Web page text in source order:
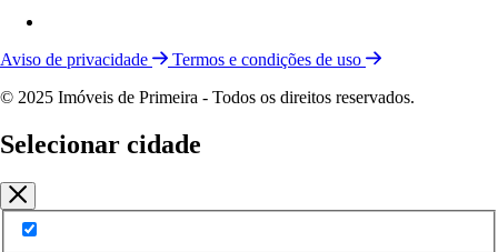
Aviso de privacidade
Termos e condições de uso
© 2025 Imóveis de Primeira - Todos os direitos reservados.
Selecionar cidade